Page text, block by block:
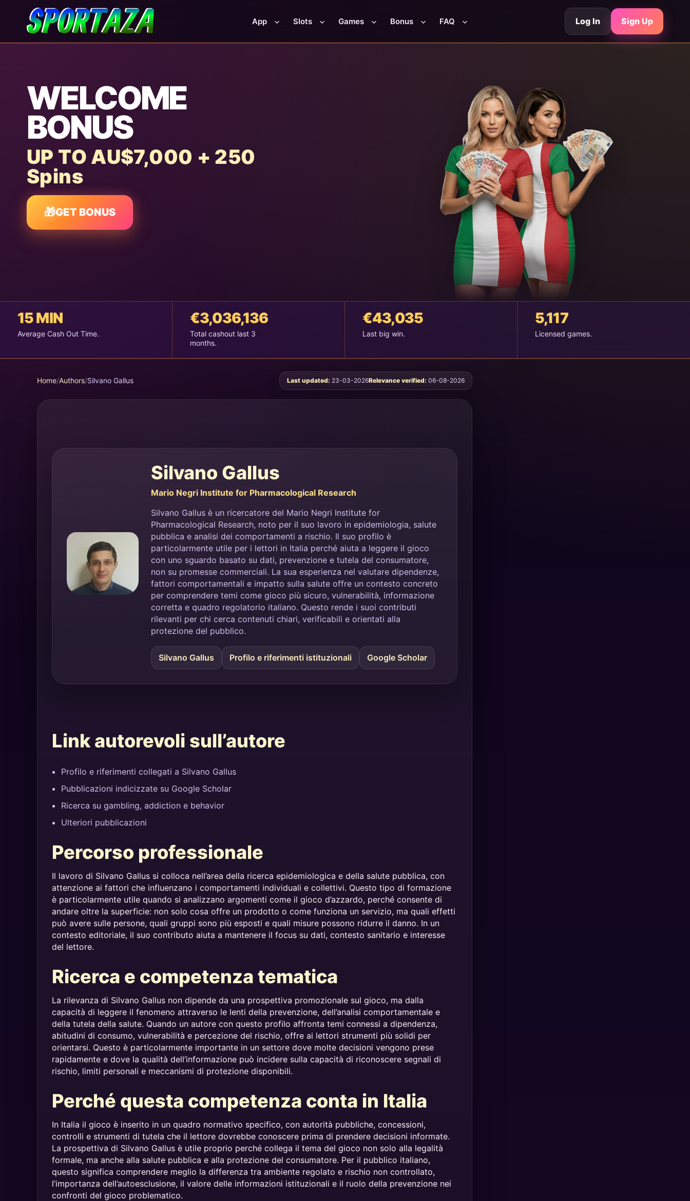
App Slots Games Bonus FAQ Log In Sign Up
WELCOME
BONUS
UP TO AU$7,000 + 250
Spins
🎁GET BONUS
15 MIN
Average Cash Out Time.
€3,036,136
Total cashout last 3
months.
€43,035
Last big win.
5,117
Licensed games.
Home/Authors/Silvano Gallus Last updated: 23-03-2026Relevance verified: 06-08-2026
Silvano Gallus
Mario Negri Institute for Pharmacological Research
Silvano Gallus è un ricercatore del Mario Negri Institute for
Pharmacological Research, noto per il suo lavoro in epidemiologia, salute
pubblica e analisi dei comportamenti a rischio. Il suo profilo è
particolarmente utile per i lettori in Italia perché aiuta a leggere il gioco
con uno sguardo basato su dati, prevenzione e tutela del consumatore,
non su promesse commerciali. La sua esperienza nel valutare dipendenze,
fattori comportamentali e impatto sulla salute offre un contesto concreto
per comprendere temi come gioco più sicuro, vulnerabilità, informazione
corretta e quadro regolatorio italiano. Questo rende i suoi contributi
rilevanti per chi cerca contenuti chiari, verificabili e orientati alla
protezione del pubblico.
Silvano Gallus Profilo e riferimenti istituzionali Google Scholar
Link autorevoli sull’autore
Profilo e riferimenti collegati a Silvano Gallus
Pubblicazioni indicizzate su Google Scholar
Ricerca su gambling, addiction e behavior
Ulteriori pubblicazioni
Percorso professionale
Il lavoro di Silvano Gallus si colloca nell’area della ricerca epidemiologica e della salute pubblica, con
attenzione ai fattori che influenzano i comportamenti individuali e collettivi. Questo tipo di formazione
è particolarmente utile quando si analizzano argomenti come il gioco d’azzardo, perché consente di
andare oltre la superficie: non solo cosa offre un prodotto o come funziona un servizio, ma quali effetti
può avere sulle persone, quali gruppi sono più esposti e quali misure possono ridurre il danno. In un
contesto editoriale, il suo contributo aiuta a mantenere il focus su dati, contesto sanitario e interesse
del lettore.
Ricerca e competenza tematica
La rilevanza di Silvano Gallus non dipende da una prospettiva promozionale sul gioco, ma dalla
capacità di leggere il fenomeno attraverso le lenti della prevenzione, dell’analisi comportamentale e
della tutela della salute. Quando un autore con questo profilo affronta temi connessi a dipendenza,
abitudini di consumo, vulnerabilità e percezione del rischio, offre ai lettori strumenti più solidi per
orientarsi. Questo è particolarmente importante in un settore dove molte decisioni vengono prese
rapidamente e dove la qualità dell’informazione può incidere sulla capacità di riconoscere segnali di
rischio, limiti personali e meccanismi di protezione disponibili.
Perché questa competenza conta in Italia
In Italia il gioco è inserito in un quadro normativo specifico, con autorità pubbliche, concessioni,
controlli e strumenti di tutela che il lettore dovrebbe conoscere prima di prendere decisioni informate.
La prospettiva di Silvano Gallus è utile proprio perché collega il tema del gioco non solo alla legalità
formale, ma anche alla salute pubblica e alla protezione del consumatore. Per il pubblico italiano,
questo significa comprendere meglio la differenza tra ambiente regolato e rischio non controllato,
l’importanza dell’autoesclusione, il valore delle informazioni istituzionali e il ruolo della prevenzione nei
confronti del gioco problematico.